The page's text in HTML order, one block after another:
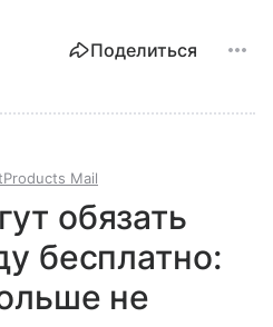
Поделиться
Mail
обязать
бесплатно:
не